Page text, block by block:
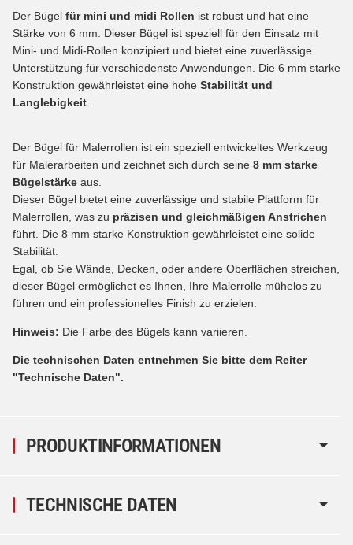
PRODUKTINFORMATIONEN
Der Bügel für mini und midi Rollen ist robust und hat eine
Stärke von 6 mm. Dieser Bügel ist speziell für den Einsatz mit
Mini- und Midi-Rollen konzipiert und bietet eine zuverlässige
Unterstützung für verschiedenste Anwendungen. Die 6 mm starke
Konstruktion gewährleistet eine hohe Stabilität und
Langlebigkeit
Der Bügel für Malerrollen ist ein speziell entwickeltes Werkzeug
für Malerarbeiten und zeichnet sich durch seine 8 mm starke
Bügelstärke aus.
Dieser Bügel bietet eine zuverlässige und stabile Plattform für
Malerrollen, was zu präzisen und gleichmäßigen Anstrichen
führt. Die 8 mm starke Konstruktion gewährleistet eine solide
Stabilität.
Egal, ob Sie Wände, Decken, oder andere Oberflächen streichen,
dieser Bügel ermöglichet es Ihnen, Ihre Malerrolle mühelos zu
führen und ein professionelles Finish zu erzielen.
Hinweis: Die Farbe des Bügels kann variieren.
Die technischen Daten entnehmen Sie bitte dem Reiter
"Technische Daten".
TECHNISCHE DATEN